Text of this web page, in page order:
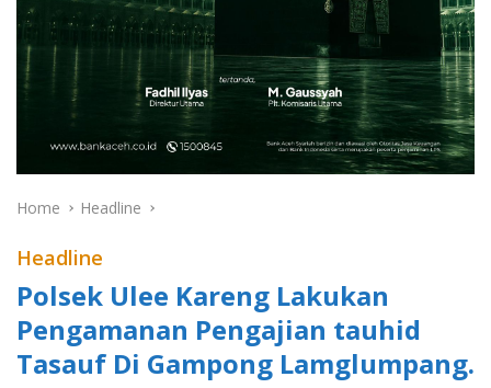
Home Headline
Headline
Polsek Ulee Kareng Lakukan
Pengamanan Pengajian tauhid
Tasauf Di Gampong Lamglumpang.